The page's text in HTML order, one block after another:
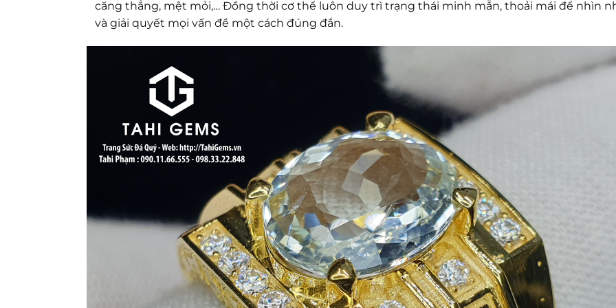
căng thẳng, mệt mỏi,… Đồng thời cơ thể luôn duy trì trạng thái minh mẫn, thoải mái để nhìn
và giải quyết mọi vấn đề một cách đúng đắn.